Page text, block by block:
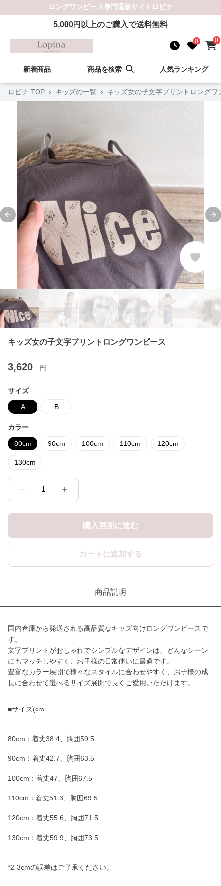
ロングワンピース専門通販サイト ロピナ
5,000円以上のご購入で送料無料
0 0
新着商品 商品を検索 人気ランキング
ロピナ TOP › キッズの一覧 › キッズ女の子文字プリントロングワ
Previous slide
キッズ女の子文字プリントロングワンピース
3,620 円
サイズ
A B
カラー
80cm 90cm 100cm 110cm 120cm
130cm
1
購入画面に進む
カートに追加する
商品説明
国内倉庫から発送される高品質なキッズ向けロングワンピースで
す。
文字プリントがおしゃれでシンプルなデザインは、どんなシーン
にもマッチしやすく、お子様の日常使いに最適です。
豊富なカラー展開で様々なスタイルに合わせやすく、お子様の成
長に合わせて選べるサイズ展開で長くご愛用いただけます。
■サイズ(cm
80cm：着丈38.4、胸囲59.5
90cm：着丈42.7、胸囲63.5
100cm：着丈47、胸囲67.5
110cm：着丈51.3、胸囲69.5
120cm：着丈55.6、胸囲71.5
130cm：着丈59.9、胸囲73.5
*2-3cmの誤差はご了承ください。